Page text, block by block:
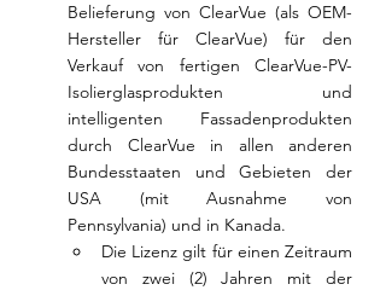
Belieferung von ClearVue (als OEM-
Hersteller für ClearVue) für den
Verkauf von fertigen ClearVue-PV-
Isolierglasprodukten und
intelligenten Fassadenprodukten
durch ClearVue in allen anderen
Bundesstaaten und Gebieten der
USA (mit Ausnahme von
Pennsylvania) und in Kanada.
Die Lizenz gilt für einen Zeitraum
von zwei (2) Jahren mit der